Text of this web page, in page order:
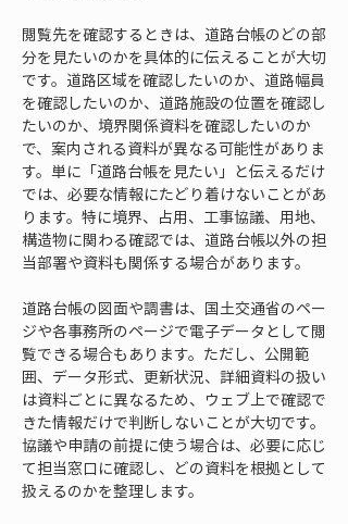
閲覧先を確認するときは、道路台帳のどの部
分を見たいのかを具体的に伝えることが大切
です。道路区域を確認したいのか、道路幅員
を確認したいのか、道路施設の位置を確認し
たいのか、境界関係資料を確認したいのか
で、案内される資料が異なる可能性がありま
す。単に「道路台帳を見たい」と伝えるだけ
では、必要な情報にたどり着けないことがあ
ります。特に境界、占用、工事協議、用地、
構造物に関わる確認では、道路台帳以外の担
当部署や資料も関係する場合があります。
道路台帳の図面や調書は、国土交通省のペー
ジや各事務所のページで電子データとして閲
覧できる場合もあります。ただし、公開範
囲、データ形式、更新状況、詳細資料の扱い
は資料ごとに異なるため、ウェブ上で確認で
きた情報だけで判断しないことが大切です。
協議や申請の前提に使う場合は、必要に応じ
て担当窓口に確認し、どの資料を根拠として
扱えるのかを整理します。